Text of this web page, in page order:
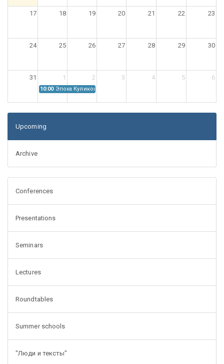
17 18 19 20 21 22 23
24 25 26 27 28 29 30
31 1 2 3 4 5 6
10:00 Эпоха Куликовской битвы: Проблемы источниковедения
Upcoming
Archive
Conferences
Presentations
Seminars
Lectures
Roundtables
Summer schools
"Люди и тексты"